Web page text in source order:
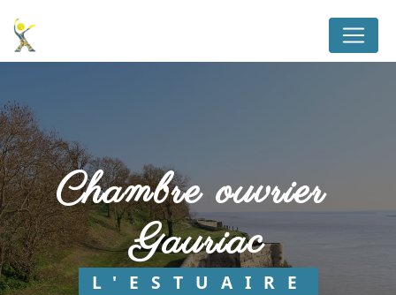
chambre ouvrier
Gauriac
L'ESTUAIRE